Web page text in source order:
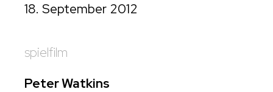
18. September 2012
spielfilm
Peter Watkins